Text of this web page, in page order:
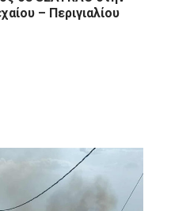
– Περιγιαλίου